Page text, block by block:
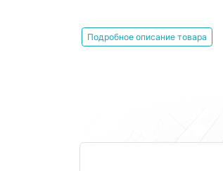
Подробное описание товара